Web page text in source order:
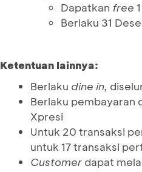
Dapatkan free
Berlaku 31
Ketentuan lainnya:
Berlaku dine in,
Berlaku pembayaran
Xpresi
Untuk 20 transaksi
untuk 17 transaksi
Customer dapat